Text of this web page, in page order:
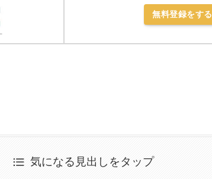
無料登録をする
気になる見出しをタップ